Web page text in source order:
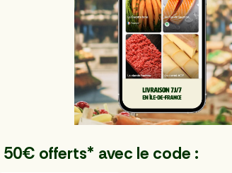
50€ offerts* avec le code :